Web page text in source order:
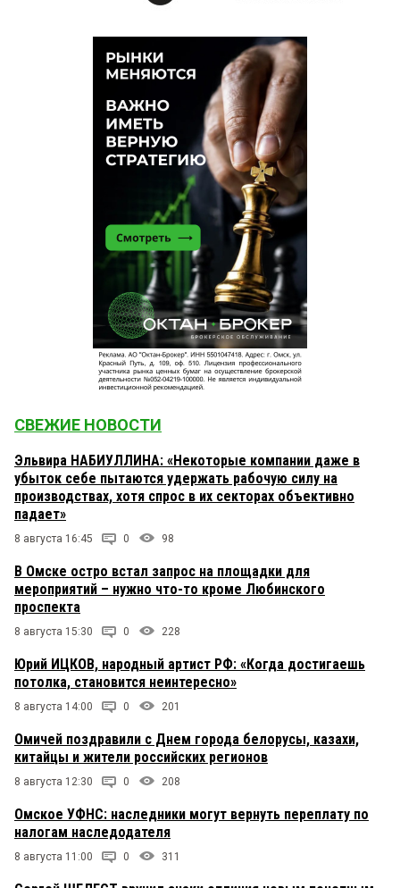
СВЕЖИЕ НОВОСТИ
Эльвира НАБИУЛЛИНА: «Некоторые компании даже в
убыток себе пытаются удержать рабочую силу на
производствах, хотя спрос в их секторах объективно
падает»
8 августа 16:45 0 98
В Омске остро встал запрос на площадки для
мероприятий – нужно что-то кроме Любинского
проспекта
8 августа 15:30 0 228
Юрий ИЦКОВ, народный артист РФ: «Когда достигаешь
потолка, становится неинтересно»
8 августа 14:00 0 201
Омичей поздравили с Днем города белорусы, казахи,
китайцы и жители российских регионов
8 августа 12:30 0 208
Омское УФНС: наследники могут вернуть переплату по
налогам наследодателя
8 августа 11:00 0 311